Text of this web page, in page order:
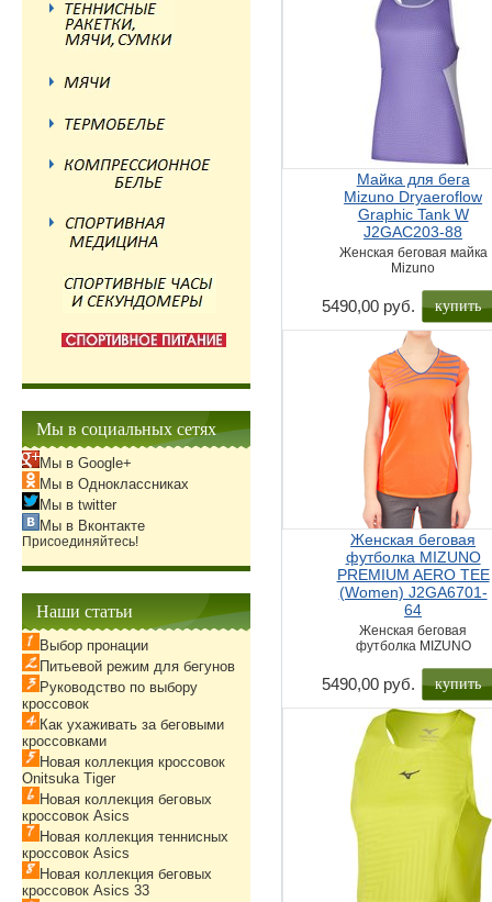
Майка для бега
Mizuno Dryaeroflow
Graphic Tank W
J2GAC203-88
Женская беговая майка
Mizuno
5490,00 руб. купить
Женская беговая
футболка MIZUNO
PREMIUM AERO TEE
(Women) J2GA6701-
64
Женская беговая
футболка MIZUNO
5490,00 руб. купить
Мы в социальных сетях
Мы в Google+
Мы в Одноклассниках
Мы в twitter
Мы в Вконтакте
Присоединяйтесь!
Наши статьи
Выбор пронации
Питьевой режим для бегунов
Руководство по выбору
кроссовок
Как ухаживать за беговыми
кроссовками
Новая коллекция кроссовок
Onitsuka Tiger
Новая коллекция беговых
кроссовок Asics
Новая коллекция теннисных
кроссовок Asics
Новая коллекция беговых
кроссовок Asics 33